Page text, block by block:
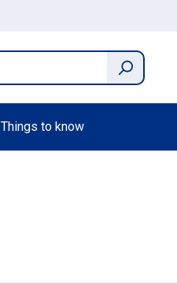
Things to know